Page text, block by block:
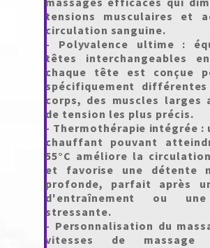
tensions musculaires et
circulation sanguine.
- Polyvalence ultime :
têtes interchangeables
chaque tête est conçue
spécifiquement
corps, des muscles larges
de tension les plus précis.
- Thermothérapie intégrée :
chauffant pouvant
55°C améliore la
et favorise une détente
profonde, parfait après
d'entraînement ou
stressante.
- Personnalisation du
vitesses de massage